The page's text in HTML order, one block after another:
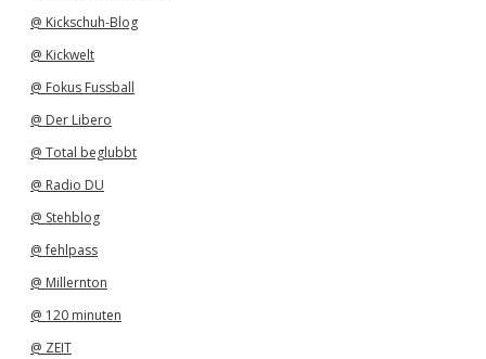
@ Kickschuh-Blog
@ Kickwelt
@ Fokus Fussball
@ Der Libero
@ Total beglubbt
@ Radio DU
@ Stehblog
@ fehlpass
@ Millernton
@ 120 minuten
@ ZEIT